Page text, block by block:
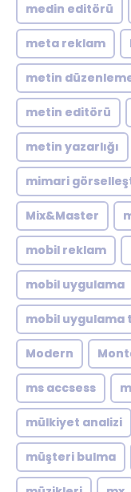
medin editörü
meta reklam
metin
metin editörü
metin yazarlığı
mimari
Mix&Master
mobil reklam
mobil uygulama
mobil uygulama
Modern
ms accsess
mülkiyet analizi
müşteri bulma